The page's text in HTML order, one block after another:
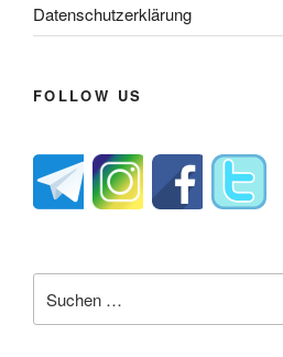
Datenschutzerklärung
FOLLOW US
nach: